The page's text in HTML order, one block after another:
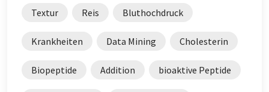
möglich, dass er Fehler im Vokabular, in der Syntax oder
Textur Reis Bluthochdruck
Krankheiten Data Mining Cholesterin
Biopeptide Addition bioaktive Peptide